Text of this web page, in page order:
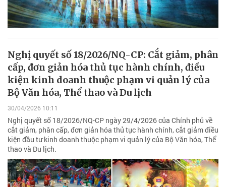
Nghị quyết số 18/2026/NQ-CP: Cắt giảm, phân
cấp, đơn giản hóa thủ tục hành chính, điều
kiện kinh doanh thuộc phạm vi quản lý của
Bộ Văn hóa, Thể thao và Du lịch
30/04/2026 10:11
Nghị quyết số 18/2026/NQ-CP ngày 29/4/2026 của Chính phủ về
cắt giảm, phân cấp, đơn giản hóa thủ tục hành chính, cắt giảm điều
kiện đầu tư kinh doanh thuộc phạm vi quản lý của Bộ Văn hóa, Thể
thao và Du lịch.